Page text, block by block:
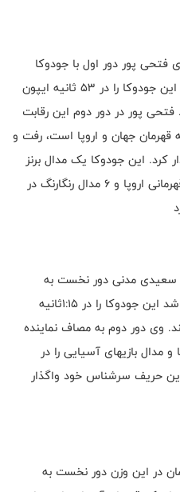
مهدی فتحی پور دور اول با جودوکا
ترکمنستان مبارزه کرد و موفق شد این جودوکا را در 53 ثانیه ایپون
فتحی پور در دور دوم این رقابت
قهرمان جهان و اروپا است، رفت و
کرد. این جودوکا یک مدال برنز
جهان، عنوان قهرمانی در مسابقات قهرمانی اروپا و 6 مدال رنگارنگ در
محمد سعیدی مدنی دور نخست به
مصاف نماینده آلبانی رفت و موفق شد این جودوکا را در 1:15ثانیه
وی دور دوم به مصاف نماینده
مدال بازیهای آسیایی را در
این حریف سرشناس خود واگذار
در این وزن دور نخست به